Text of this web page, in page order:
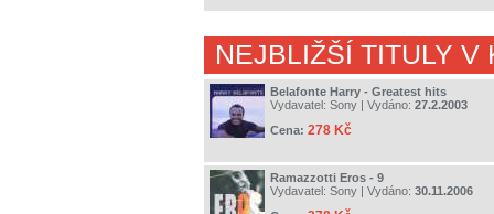
NEJBLIŽŠÍ TITULY V
Belafonte Harry - Greatest hits
Vydavatel: Sony | Vydáno: 27.2.2003
Cena: 278 Kč
Ramazzotti Eros - 9
Vydavatel: Sony | Vydáno: 30.11.2006